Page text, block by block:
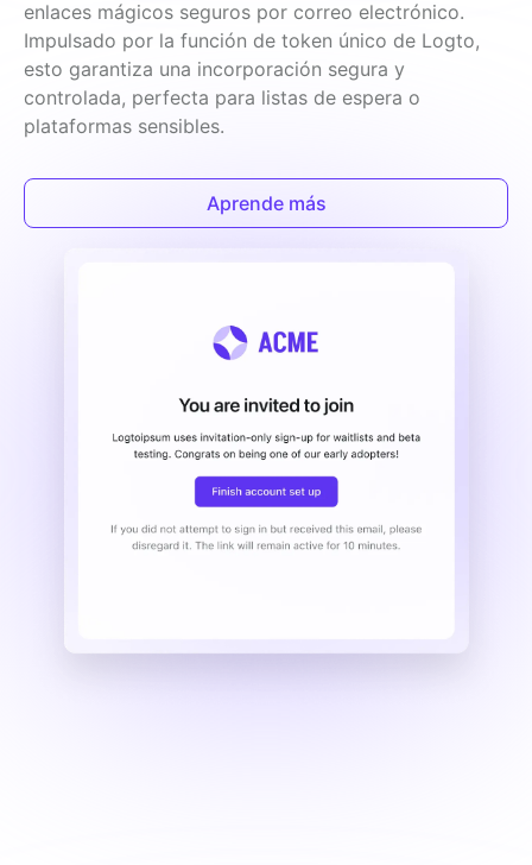
enlaces mágicos seguros por correo electrónico.
Impulsado por la función de token único de Logto,
esto garantiza una incorporación segura y
controlada, perfecta para listas de espera o
plataformas sensibles.
Aprende más